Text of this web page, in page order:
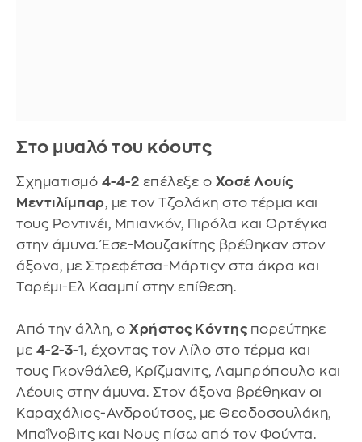
Στο μυαλό του κόουτς
Σχηματισμό 4-4-2 επέλεξε ο Χοσέ Λουίς
Μεντιλίμπαρ, με τον Τζολάκη στο τέρμα και
τους Ροντινέι, Μπιανκόν, Πιρόλα και Ορτέγκα
στην άμυνα. Έσε-Μουζακίτης βρέθηκαν στον
άξονα, με Στρεφέτσα-Μάρτιςν στα άκρα και
Ταρέμι-Ελ Κααμπί στην επίθεση.
Από την άλλη, ο Χρήστος Κόντης πορεύτηκε
με 4-2-3-1, έχοντας τον Λίλο στο τέρμα και
τους Γκονθάλεθ, Κρίζμανιτς, Λαμπρόπουλο και
Λέουις στην άμυνα. Στον άξονα βρέθηκαν οι
Καραχάλιος-Ανδρούτσος, με Θεοδοσουλάκη,
Μπαΐνοβιτς και Νους πίσω από τον Φούντα.